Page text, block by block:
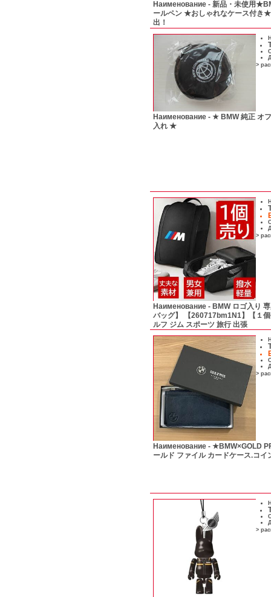
Наименование - 新品・未使用
ールペン ★おしゃれなケース付き
出！
>
Наименование - ★ BMW 純正 オ
入れ ★
>
Наименование - BMW ロゴ入り
バッグ】 【260717bm1N1】【１
ルフ ジム スポーツ 旅行 出張
>
Наименование - ★BMW×GOLD
ールド ファイル カードケース.コイ
>